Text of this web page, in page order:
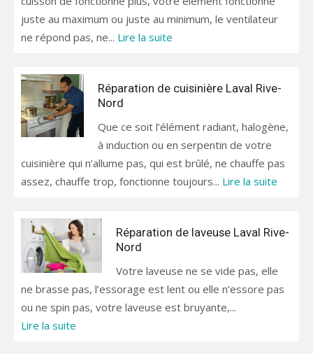
juste au maximum ou juste au minimum, le ventilateur
ne répond pas, ne... Lire la suite
Réparation de cuisinière Laval Rive-
Nord
Que ce soit l’élément radiant, halogène,
à induction ou en serpentin de votre
cuisinière qui n‘allume pas, qui est brûlé, ne chauffe pas
assez, chauffe trop, fonctionne toujours... Lire la suite
Réparation de laveuse Laval Rive-
Nord
Votre laveuse ne se vide pas, elle
ne brasse pas, l’essorage est lent ou elle n’essore pas
ou ne spin pas, votre laveuse est bruyante,...
Lire la suite